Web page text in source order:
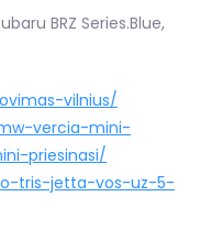
BRZ Series.Blue,
vilnius/
vercia-mini-
priesinasi/
tris-jetta-vos-uz-5-